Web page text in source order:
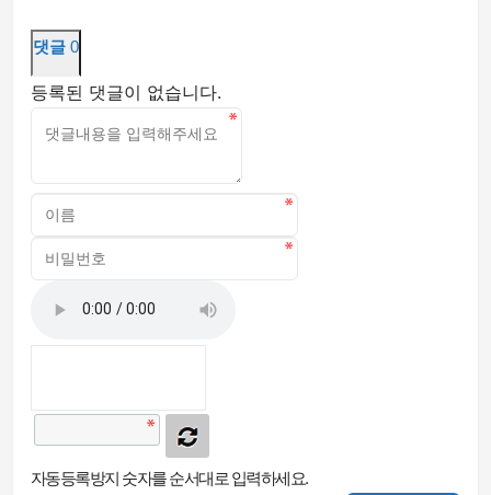
댓글 0
등록된 댓글이 없습니다.
자동등록방지 숫자를 순서대로 입력하세요.